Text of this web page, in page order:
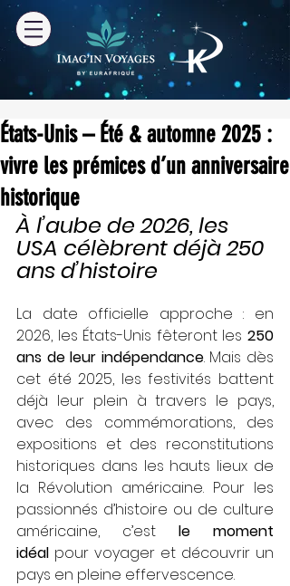
États-Unis – Été & automne 2025 :
vivre les prémices d’un anniversaire
historique
À l’aube de 2026, les
USA célèbrent déjà 250
ans d’histoire
La date officielle approche : en
2026, les États-Unis fêteront les 250
ans de leur indépendance. Mais dès
cet été 2025, les festivités battent
déjà leur plein à travers le pays,
avec des commémorations, des
expositions et des reconstitutions
historiques dans les hauts lieux de
la Révolution américaine. Pour les
passionnés d’histoire ou de culture
américaine, c’est le moment
idéal pour voyager et découvrir un
pays en pleine effervescence.